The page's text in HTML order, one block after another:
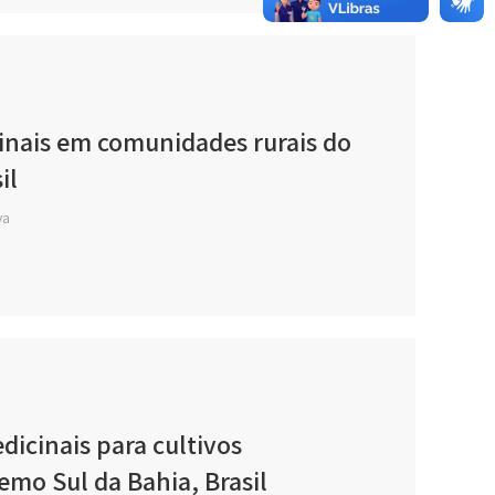
em comunidades rurais do
para cultivos
Sul da Bahia, Brasil